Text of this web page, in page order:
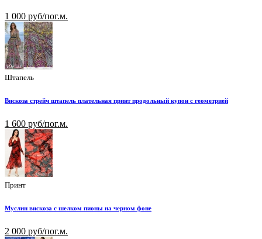
1 000 руб/пог.м.
Штапель
Вискоза стрейч штапель плательная принт продольный купон с геометрией
1 600 руб/пог.м.
Принт
Муслин вискоза с шелком пионы на черном фоне
2 000 руб/пог.м.